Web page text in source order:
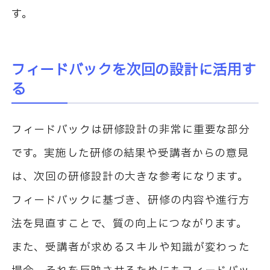
す。
フィードバックを次回の設計に活用す
る
フィードバックは研修設計の非常に重要な部分
です。実施した研修の結果や受講者からの意見
は、次回の研修設計の大きな参考になります。
フィードバックに基づき、研修の内容や進行方
法を見直すことで、質の向上につながります。
また、受講者が求めるスキルや知識が変わった